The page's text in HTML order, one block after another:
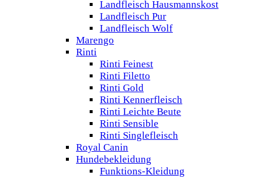
Landfleisch Hausmannskost
Landfleisch Pur
Landfleisch Wolf
Marengo
Rinti
Rinti Feinest
Rinti Filetto
Rinti Gold
Rinti Kennerfleisch
Rinti Leichte Beute
Rinti Sensible
Rinti Singlefleisch
Royal Canin
Hundebekleidung
Funktions-Kleidung